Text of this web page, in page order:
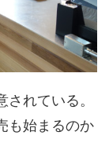
れている。
も始まるのか